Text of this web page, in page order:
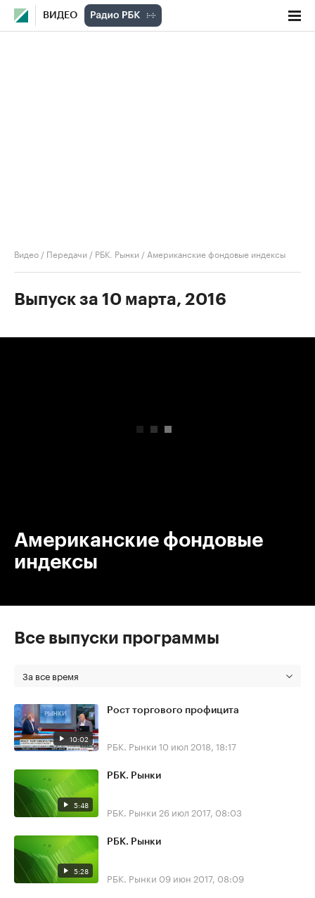
ВИДЕО
Видео / Передачи / РБК. Рынки / Американские фондовые индексы
Выпуск за 10 марта, 2016
Американские фондовые
индексы
Все выпуски программы
За все время
10:02
Рост торгового профицита
РБК. Рынки 10 июл 2018, 18:17
5:48
РБК. Рынки
РБК. Рынки 26 июл 2017, 08:03
5:28
РБК. Рынки
РБК. Рынки 09 июн 2017, 08:09